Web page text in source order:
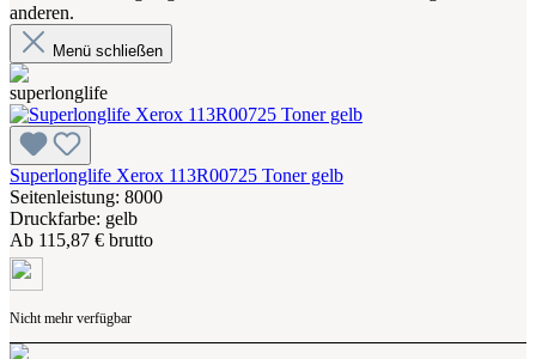
anderen.
Menü schließen
Superlonglife Xerox 113R00725 Toner gelb
Seitenleistung: 8000
Druckfarbe: gelb
Ab 115,87 € brutto
Nicht mehr verfügbar